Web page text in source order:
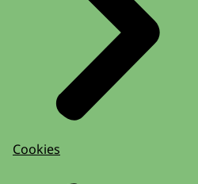
Cookies